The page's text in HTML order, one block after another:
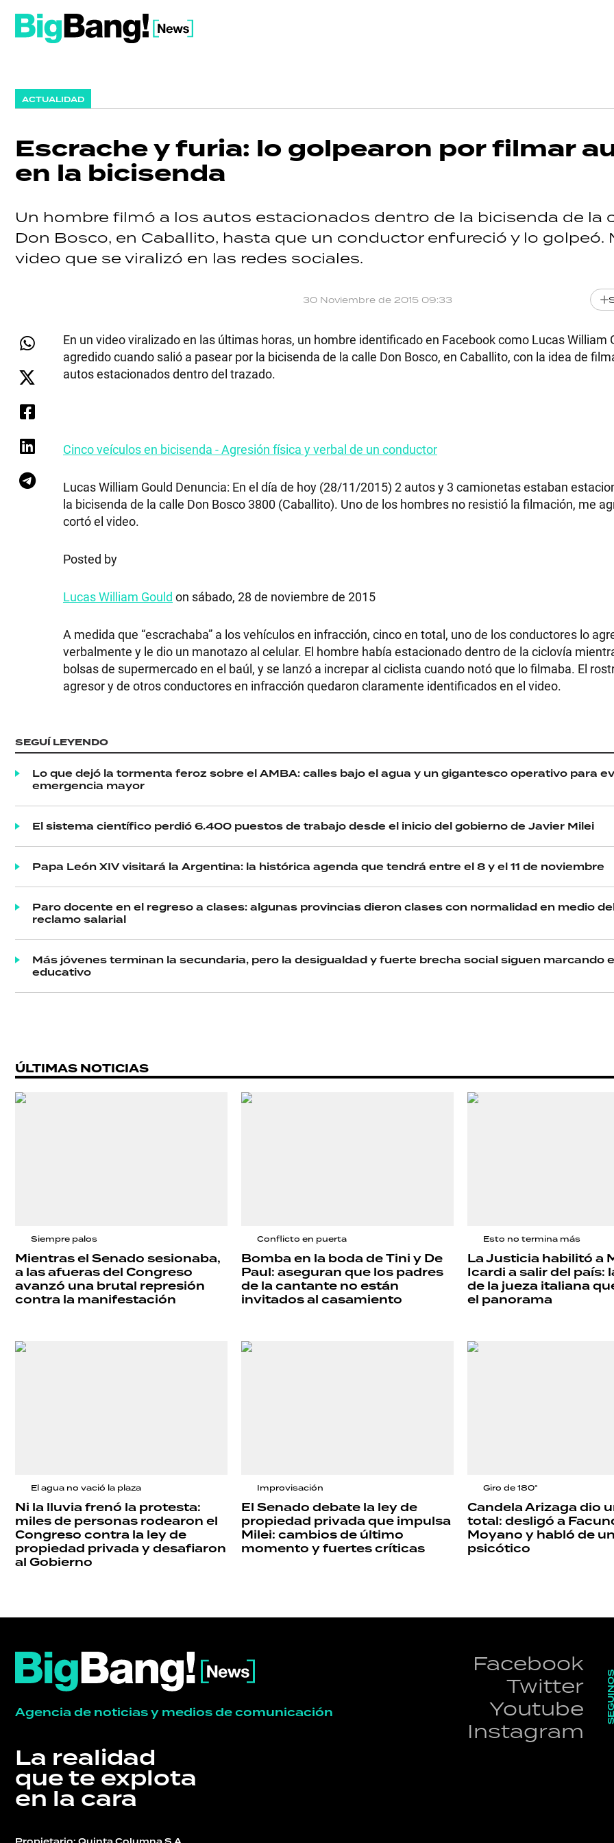
ACTUALIDAD
Escrache y furia: lo golpearon por filmar
en la bicisenda
Un hombre filmó a los autos estacionados dentro de la bicisenda de la
Don Bosco, en Caballito, hasta que un conductor enfureció y lo golpeó.
video que se viralizó en las redes sociales.
30 Noviembre de 2015 09:33
En un video viralizado en las últimas horas, un hombre identificado en Facebook como Lucas William
agredido cuando salió a pasear por la bicisenda de la calle Don Bosco, en Caballito, con la idea de
autos estacionados dentro del trazado.
Cinco veículos en bicisenda - Agresión física y verbal de un conductor
Lucas William Gould Denuncia: En el día de hoy (28/11/2015) 2 autos y 3 camionetas estaban
la bicisenda de la calle Don Bosco 3800 (Caballito). Uno de los hombres no resistió la filmación, me
cortó el video.
Posted by
Lucas William Gould on sábado, 28 de noviembre de 2015
A medida que “escrachaba” a los vehículos en infracción, cinco en total, uno de los conductores lo
verbalmente y le dio un manotazo al celular. El hombre había estacionado dentro de la ciclovía
bolsas de supermercado en el baúl, y se lanzó a increpar al ciclista cuando notó que lo filmaba. El
agresor y de otros conductores en infracción quedaron claramente identificados en el video.
SEGUÍ LEYENDO
Lo que dejó la tormenta feroz sobre el AMBA: calles bajo el agua y un gigantesco operativo para
emergencia mayor
El sistema científico perdió 6.400 puestos de trabajo desde el inicio del gobierno de Javier Milei
Papa León XIV visitará la Argentina: la histórica agenda que tendrá entre el 8 y el 11 de noviembre
Paro docente en el regreso a clases: algunas provincias dieron clases con normalidad en medio
reclamo salarial
Más jóvenes terminan la secundaria, pero la desigualdad y fuerte brecha social siguen marcando
educativo
ÚLTIMAS NOTICIAS
Siempre palos
Mientras el Senado sesionaba,
a las afueras del Congreso
avanzó una brutal represión
contra la manifestación
Conflicto en puerta
Bomba en la boda de Tini y De
Paul: aseguran que los padres
de la cantante no están
invitados al casamiento
Esto no termina más
La Justicia habilitó a
Icardi a salir del país:
de la jueza italiana
el panorama
El agua no vació la plaza
Ni la lluvia frenó la protesta:
miles de personas rodearon el
Congreso contra la ley de
propiedad privada y desafiaron
al Gobierno
Improvisación
El Senado debate la ley de
propiedad privada que impulsa
Milei: cambios de último
momento y fuertes críticas
Giro de 180°
Candela Arizaga dio
total: desligó a
Moyano y habló de
psicótico
Agencia de noticias y medios de comunicación
La realidad
que te explota
en la cara
Facebook
Twitter
Youtube
Instagram
SEGUINOS
SHOW
POLÍTICA
ACTUALIDAD
POLICIALES
GRAN
HERMANO
TECNOLOGÍA
RECETAS
PALABRAS
HORÓSCOPO
Seguinos